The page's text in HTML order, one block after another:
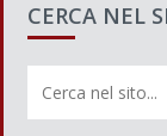
CERCA NEL